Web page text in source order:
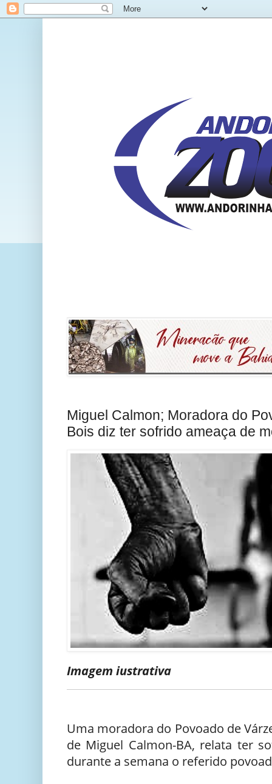
Miguel Calmon; Moradora do
Bois diz ter sofrido ameaça de
Imagem iustrativa
Uma moradora do Povoado de
de Miguel Calmon-BA, relata ter
durante a semana o referido